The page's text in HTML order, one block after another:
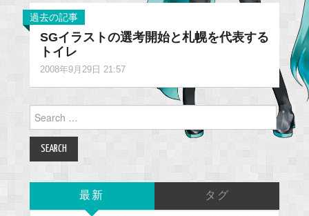
過去の記事
SGイラストの選考開始と札幌を代表する
トイレ
2008年9月29日 21:57
Search
for:
最新 タグ